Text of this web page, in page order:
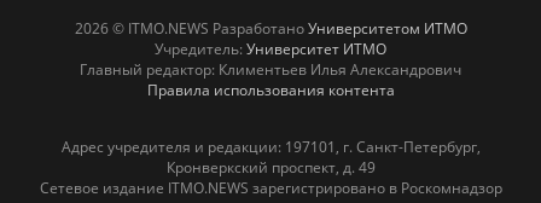
2026 © ITMO.NEWS РазработаноУниверситетом ИТМО
Учредитель: Университет ИТМО
Главный редактор: Климентьев Илья Александрович
Правила использования контента
Адрес учредителя и редакции: 197101, г. Санкт-Петербург,
Кронверкский проспект, д. 49
Сетевое издание ITMO.NEWS зарегистрировано в Роскомнадзор